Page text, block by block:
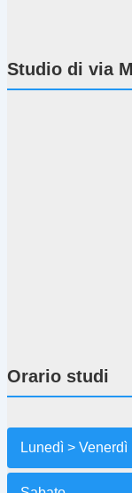
Studio di via
Orario studi
Lunedì > Venerdì